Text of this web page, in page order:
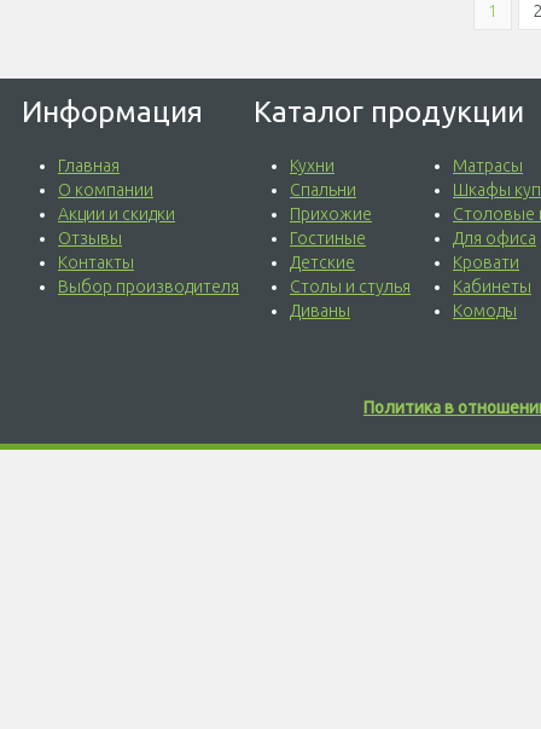
1 2
Информация Каталог продукции
Главная
О компании
Акции и скидки
Отзывы
Контакты
Выбор производителя
Кухни
Спальни
Прихожие
Гостиные
Детские
Столы и стулья
Диваны
Матрасы
Шкафы
Столовые
Для офиса
Кровати
Кабинеты
Комоды
Политика в